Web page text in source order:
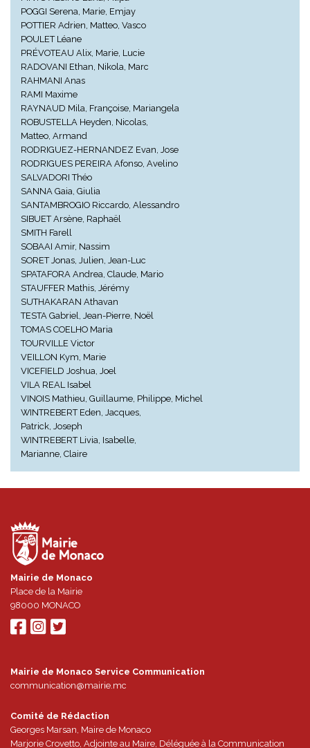
POGGI Serena, Marie, Emjay
POTTIER Adrien, Matteo, Vasco
POULET Léane
PRÉVOTEAU Alix, Marie, Lucie
RADOVANI Ethan, Nikola, Marc
RAHMANI Anas
RAMI Maxime
RAYNAUD Mila, Françoise, Mariangela
ROBUSTELLA Heyden, Nicolas,
Matteo, Armand
RODRIGUEZ-HERNANDEZ Evan, Jose
RODRIGUES PEREIRA Afonso, Avelino
SALVADORI Théo
SANNA Gaia, Giulia
SANTAMBROGIO Riccardo, Alessandro
SIBUET Arsène, Raphaël
SMITH Farell
SOBAAI Amir, Nassim
SORET Jonas, Julien, Jean-Luc
SPATAFORA Andrea, Claude, Mario
STAUFFER Mathis, Jérémy
SUTHAKARAN Athavan
TESTA Gabriel, Jean-Pierre, Noël
TOMAS COELHO Maria
TOURVILLE Victor
VEILLON Kym, Marie
VICEFIELD Joshua, Joel
VILA REAL Isabel
VINOIS Mathieu, Guillaume, Philippe, Michel
WINTREBERT Eden, Jacques,
Patrick, Joseph
WINTREBERT Livia, Isabelle,
Marianne, Claire
Mairie de Monaco
Place de la Mairie
98000 MONACO
Mairie de Monaco Service Communication
communication@mairie.mc
Comité de Rédaction
Georges Marsan, Maire de Monaco
Marjorie Crovetto, Adjointe au Maire, Déléguée à la Communication